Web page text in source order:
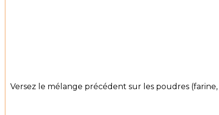
Versez le mélange précédent sur les poudres